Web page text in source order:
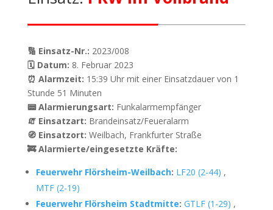
🔢 Einsatz-Nr.: 2023/008
🗓 Datum: 8. Februar 2023
⏰ Alarmzeit: 15:39 Uhr mit einer Einsatzdauer von 1
Stunde 51 Minuten
📟 Alarmierungsart: Funkalarmempfänger
🧯 Einsatzart: Brandeinsatz/Feueralarm
🧭 Einsatzort: Weilbach, Frankfurter Straße
🚒 Alarmierte/eingesetzte Kräfte:
Feuerwehr Flörsheim-Weilbach: LF20 (2-44) ,
MTF (2-19)
Feuerwehr Flörsheim Stadtmitte: GTLF (1-29) ,